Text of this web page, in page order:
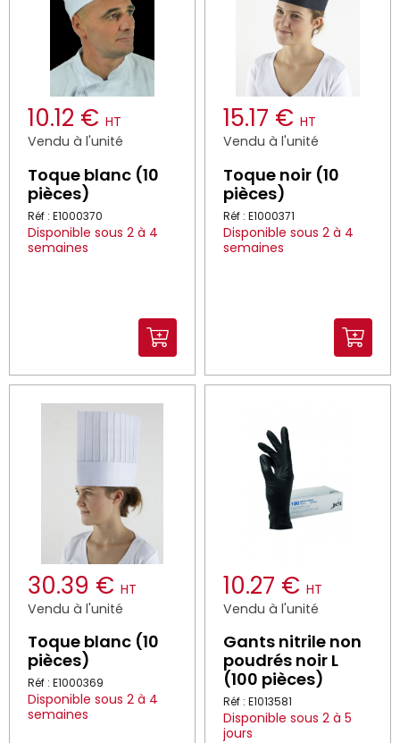
10.12 € HT
Vendu à l'unité
Toque blanc (10
pièces)
Réf : E1000370
Disponible sous 2 à 4
semaines
15.17 € HT
Vendu à l'unité
Toque noir (10
pièces)
Réf : E1000371
Disponible sous 2 à 4
semaines
30.39 € HT
Vendu à l'unité
Toque blanc (10
pièces)
Réf : E1000369
Disponible sous 2 à 4
semaines
10.27 € HT
Vendu à l'unité
Gants nitrile non
poudrés noir L
(100 pièces)
Réf : E1013581
Disponible sous 2 à 5
jours